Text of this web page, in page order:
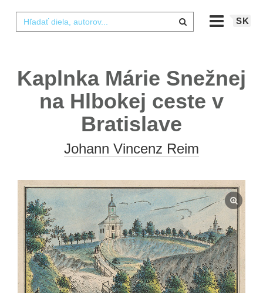
SK
Kaplnka Márie Snežnej
na Hlbokej ceste v
Bratislave
Johann Vincenz Reim